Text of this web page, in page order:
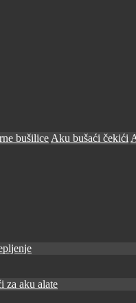
bušilice Aku bušaći čekići
za aku alate